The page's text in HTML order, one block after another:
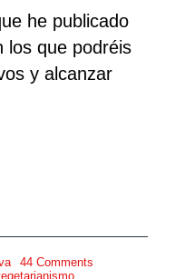
he publicado
los que podréis
y alcanzar
44 Commentson